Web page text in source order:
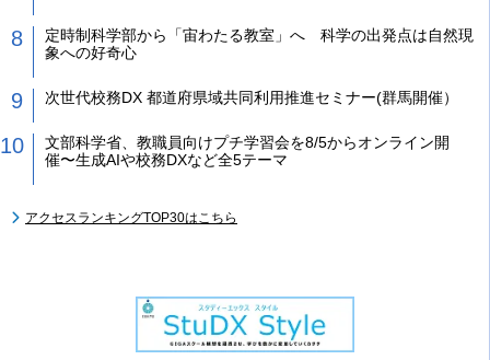
定時制科学部から「宙わたる教室」へ 科学の出発点は自然現
象への好奇心
次世代校務DX 都道府県域共同利用推進セミナー(群馬開催）
文部科学省、教職員向けプチ学習会を8/5からオンライン開
催〜生成AIや校務DXなど全5テーマ
アクセスランキングTOP30はこちら